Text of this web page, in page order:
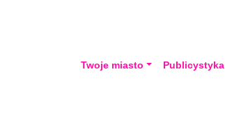
Twoje miasto Publicystyka